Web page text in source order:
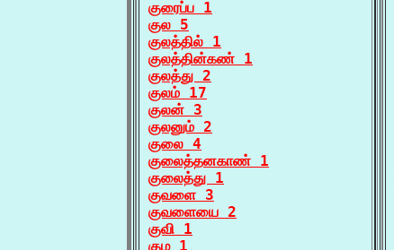
குரைப்ப 1
குல 5
குலத்தில் 1
குலத்தின்கண் 1
குலத்து 2
குலம் 17
குலன் 3
குலனும் 2
குலை 4
குலைத்தனகாண் 1
குலைத்து 1
குவளை 3
குவளையை 2
குவி 1
குழ 1